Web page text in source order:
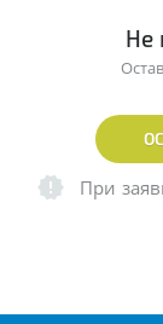
Не
При